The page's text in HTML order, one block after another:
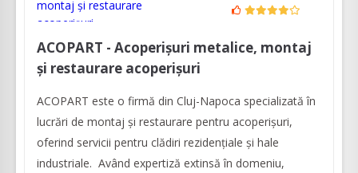
ACOPART - Acoperișuri metalice, montaj
și restaurare acoperișuri
ACOPART este o firmă din Cluj-Napoca specializată în
lucrări de montaj și restaurare pentru acoperișuri,
oferind servicii pentru clădiri rezidențiale și hale
industriale. Având expertiză extinsă în domeniu,